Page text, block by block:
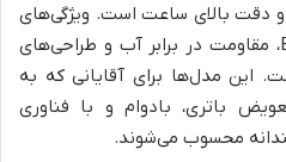
دقت بالای ساعت است. ویژگی‌های
کلیدی شامل فناوری Eco-Drive، مقاومت در برابر آب و طراحی‌های
این مدل‌ها برای آقایانی که به
باتری، بادوام و با فناوری
محسوب می‌شوند.